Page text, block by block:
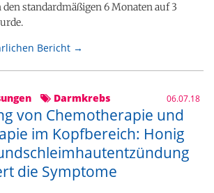
standardmäßigen 6 Monaten auf 3
Bericht →
Darmkrebs 06.07.18
von Chemotherapie und
im Kopfbereich: Honig
die Symptome